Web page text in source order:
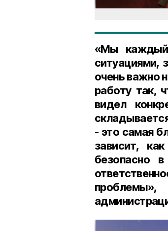
«Мы каждый
ситуациями,
очень важно
работу так,
видел
- это самая
зависит,
безопасно